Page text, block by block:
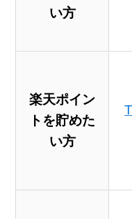
い方
楽天ポイン
ト を貯めた
い方